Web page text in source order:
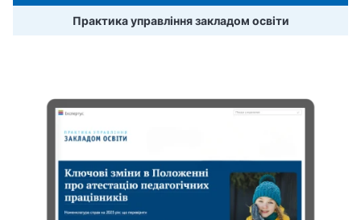
Практика управління закладом освіти